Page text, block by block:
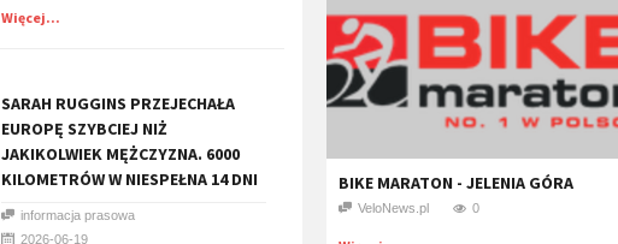
Więcej...
​SARAH RUGGINS PRZEJECHAŁA
EUROPĘ SZYBCIEJ NIŻ
JAKIKOLWIEK MĘŻCZYZNA. 6000
KILOMETRÓW W NIESPEŁNA 14 DNI
informacja prasowa
2026-06-19
BIKE MARATON - JELENIA GÓRA
VeloNews.pl 0